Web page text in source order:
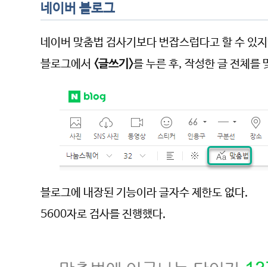
네이버 블로그
네이버 맞춤법 검사기보다 번잡스럽다고 할 수 있
블로그에서 <글쓰기>를 누른 후, 작성한 글 전체를
블로그에 내장된 기능이라 글자수 제한도 없다.
5600자로 검사를 진행했다.